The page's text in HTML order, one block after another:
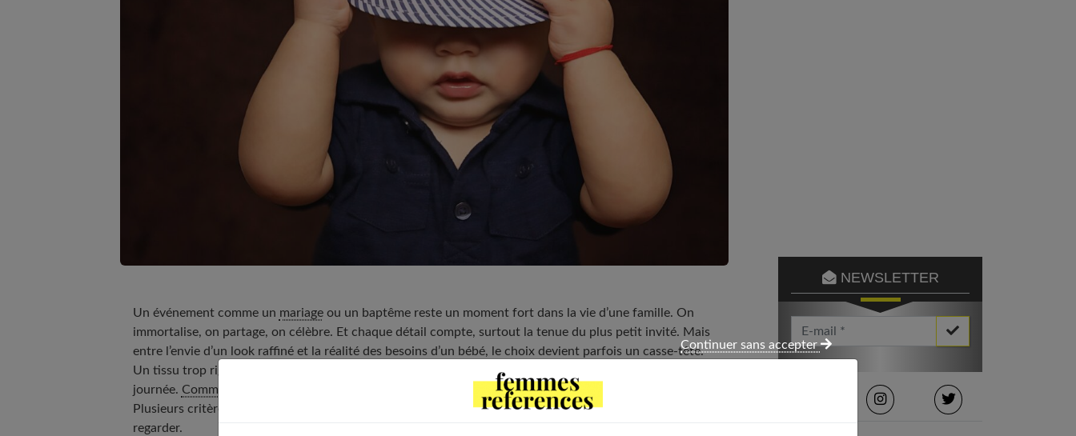
Un événement comme un mariageou un baptême reste un moment fort dans la vie d’une famille. On
immortalise, on partage, on célèbre. Et chaque détail compte, surtout la tenue du plus petit invité. Mais
entre l’envie d’un look raffiné et la réalité des besoins d’un bébé, le choix devient parfois un casse-tête.
Un tissu trop rigide, une coupe trop serrée, ou un accessoire mal ajusté peuvent rapidement gâcher la
journée. Comment composer alors une tenue qui conjugue élégance et confortsans compromis ?
Plusieurs critères entrent en jeu, et certains font clairement la différence. Voici ce qu’il faut vraiment
regarder.
NEWSLETTER
Votre Email *
Continuer sans accepter